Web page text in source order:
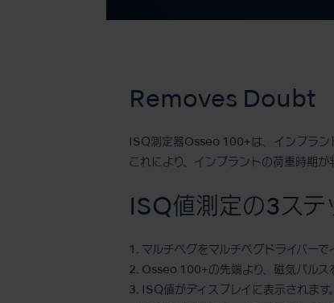
Removes Doubt
ISQ測定器Osseo 100+は、インプラ
これにより、インプラントの荷重時期
ISQ値測定の3ステ
1. マルチペグをマルチペグドライバーで
2. Osseo 100+の先端より、磁気パルス
3. ISQ値がディスプレイに表示されま